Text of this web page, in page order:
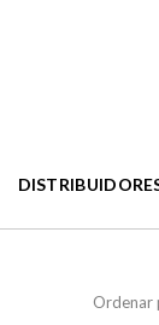
Ordenar